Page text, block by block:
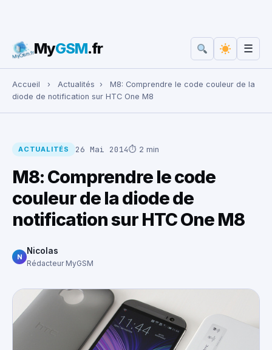
Rechercher :
MyGSM.fr ☰
Accueil › Actualités ›
M8: Comprendre le code couleur de la
diode de notification sur HTC One M8
ACTUALITÉS 26 Mai 2014⏱ 2 min
M8: Comprendre le code
couleur de la diode de
notification sur HTC One M8
N
Nicolas
Rédacteur MyGSM